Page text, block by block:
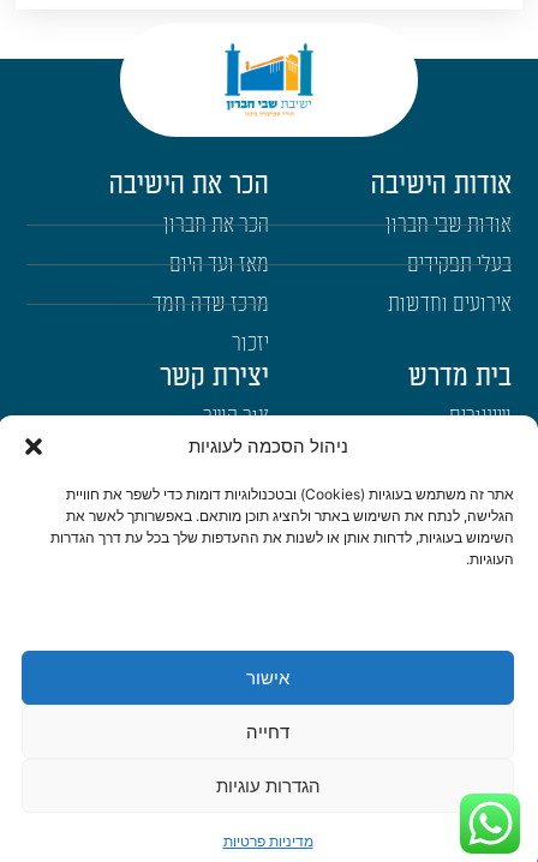
ניהול הסכמה לעוגיות
אתר זה משתמש בעוגיות (Cookies) ובטכנולוגיות דומות כדי לשפר את חוויית
הגלישה, לנתח את השימוש באתר ולהציג תוכן מותאם. באפשרותך לאשר את
השימוש בעוגיות, לדחות אותן או לשנות את ההעדפות שלך בכל עת דרך הגדרות
העוגיות.
אישור
דחייה
הגדרות עוגיות
מדיניות פרטיות
אודות הישיבה
אודות שבי חברון
בעלי תפקידים
אירועים וחדשות
הכר את הישיבה
הכר את חברון
מאז ועד היום
מרכז שדה חמד
יזכור
בית מדרש
שיעורים
ימי עיון
יצירת קשר
צור קשר
הרשמה לשבו"ש
היה שותף
דרכי הגעה
| סטודיו צור בניית אתרים ומיתוג לעסקים